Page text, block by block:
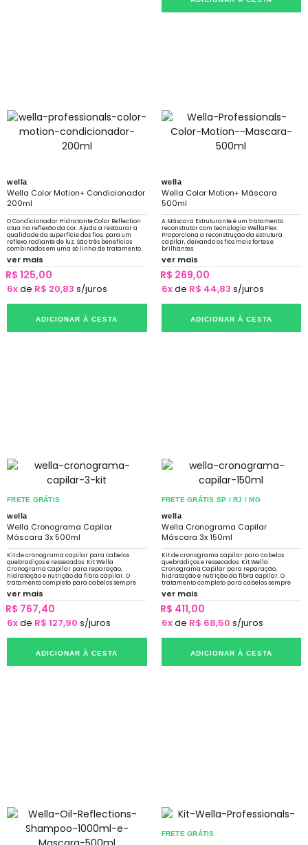
wella
Wella Color Motion+ Condicionador
200ml
O Condicionador Hidratante Color Reflection
atua na reflexão da cor. Ajuda a restaurar a
qualidade da superfície dos fios, para um
reflexo radiante de luz. São três benefícios
combinados em uma só linha de tratamento.
ver mais
R$ 125,00
6xde R$ 20,83 s/juros
ADICIONAR À CESTA
wella
Wella Color Motion+ Máscara
500ml
A Máscara Estruturante é um tratamento
reconstrutor com tecnologia WellaPlex.
Proporciona a reconstrução da estrutura
capilar, deixando os fios mais fortes e
brilhantes.
ver mais
R$ 269,00
6xde R$ 44,83 s/juros
ADICIONAR À CESTA
FRETE GRÁTIS
wella
Wella Cronograma Capilar
Máscara 3x 500ml
Kit de cronograma capilar para cabelos
quebradiços e ressecados. Kit Wella
Cronograma Capilar para reparação,
hidratação e nutrição da fibra capilar. O
tratamento completo para cabelos sempre
fortes, hidratados e brilhantes.
ver mais
R$ 767,40
6xde R$ 127,90 s/juros
ADICIONAR À CESTA
FRETE GRÁTIS SP / RJ / MG
wella
Wella Cronograma Capilar
Máscara 3x 150ml
Kit de cronograma capilar para cabelos
quebradiços e ressecados. Kit Wella
Cronograma Capilar para reparação,
hidratação e nutrição da fibra capilar. O
tratamento completo para cabelos sempre
fortes, hidratados e brilhantes.
ver mais
R$ 411,00
6xde R$ 68,50 s/juros
ADICIONAR À CESTA
FRETE GRÁTIS